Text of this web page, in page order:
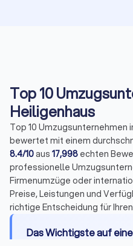
Top 10
Heiligenhaus
Top 10 Umzugsunternehmen
bewertet mit einem
8.4/10aus 17,998 echten
professionelle
Firmenumzüge oder
Preise, Leistungen und
richtige Entscheidung für
Das Wichtigste auf